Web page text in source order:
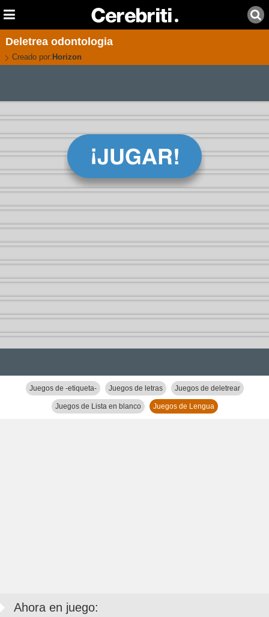
Deletrea odontologia
Creado por: Horizon
Juegos de -etiqueta- Juegos de letras Juegos de deletrear
Juegos de Lista en blanco Juegos de Lengua
Ahora en juego: